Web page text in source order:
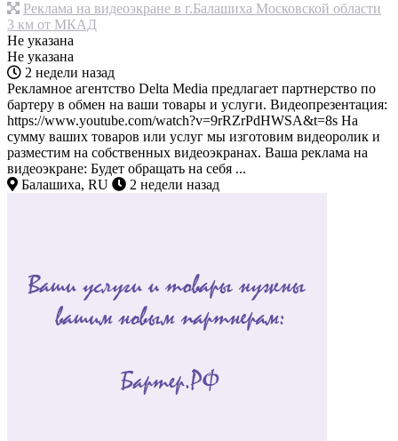
Реклама на видеоэкране в г.Балашиха Московской области
3 км от МКАД
Не указана
Не указана
2 недели назад
Рекламное агентство Delta Media предлагает партнерство по
бартеру в обмен на ваши товары и услуги. Видеопрезентация:
https://www.youtube.com/watch?v=9rRZrPdHWSA&t=8s На
сумму ваших товаров или услуг мы изготовим видеоролик и
разместим на собственных видеоэкранах. Ваша реклама на
видеоэкране: Будет обращать на себя ...
Балашиха, RU
2 недели назад